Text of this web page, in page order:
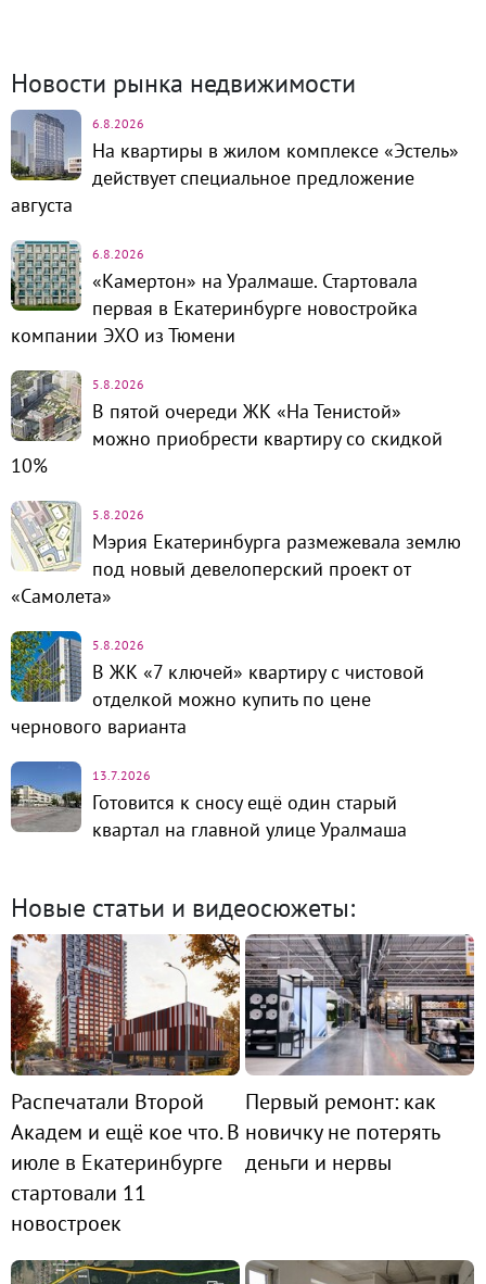
Новости рынка недвижимости
6.8.2026
На квартиры в жилом комплексе «Эстель»
действует специальное предложение
августа
6.8.2026
«Камертон» на Уралмаше. Стартовала
первая в Екатеринбурге новостройка
компании ЭХО из Тюмени
5.8.2026
В пятой очереди ЖК «На Тенистой»
можно приобрести квартиру со скидкой
10%
5.8.2026
Мэрия Екатеринбурга размежевала землю
под новый девелоперский проект от
«Самолета»
5.8.2026
В ЖК «7 ключей» квартиру с чистовой
отделкой можно купить по цене
чернового варианта
13.7.2026
Готовится к сносу ещё один старый
квартал на главной улице Уралмаша
Новые статьи и видеосюжеты:
Распечатали Второй
Академ и ещё кое что. В
июле в Екатеринбурге
стартовали 11
новостроек
Первый ремонт: как
новичку не потерять
деньги и нервы